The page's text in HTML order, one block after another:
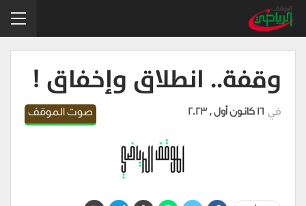
وقفة.. انطلاق وإخفاق !
صوت الموقف في 16 كانون أول , 2023